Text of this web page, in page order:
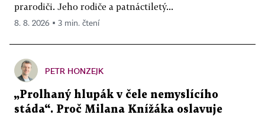
prarodiči. Jeho rodiče a patnáctiletý...
8. 8. 2026 ▪ 3 min. čtení
PETR HONZEJK
„Prolhaný hlupák v čele nemyslícího
stáda“. Proč Milana Knížáka oslavuje